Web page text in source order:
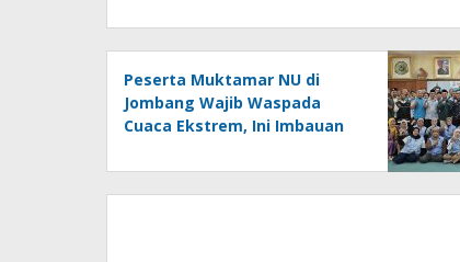
Peserta Muktamar NU di
Jombang Wajib Waspada
Cuaca Ekstrem, Ini Imbauan